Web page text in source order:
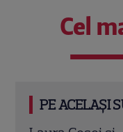
Cel
PE ACELAȘI